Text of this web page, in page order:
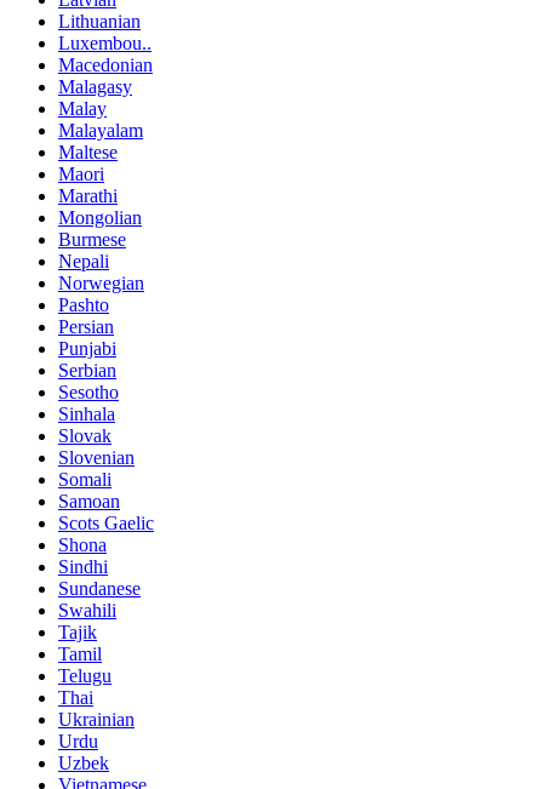
Lithuanian
Luxembou..
Macedonian
Malagasy
Malay
Malayalam
Maltese
Maori
Marathi
Mongolian
Burmese
Nepali
Norwegian
Pashto
Persian
Punjabi
Serbian
Sesotho
Sinhala
Slovak
Slovenian
Somali
Samoan
Scots Gaelic
Shona
Sindhi
Sundanese
Swahili
Tajik
Tamil
Telugu
Thai
Ukrainian
Urdu
Uzbek